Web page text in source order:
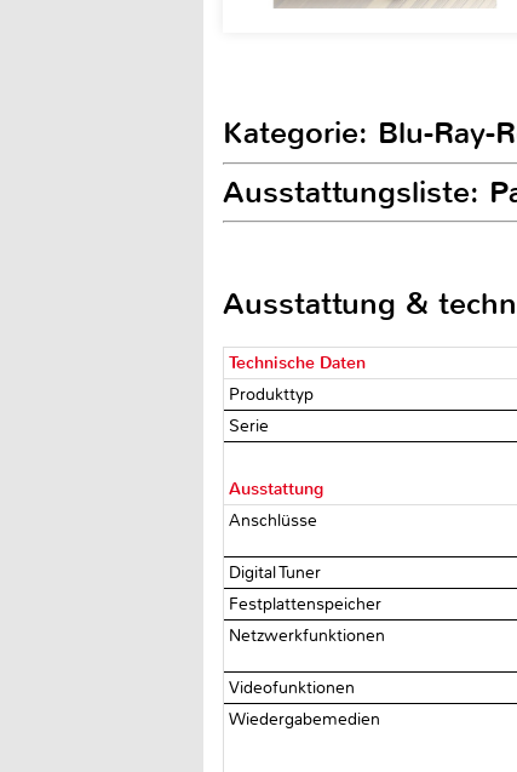
Kategorie: Blu-Ray-
Ausstattungsliste:
Ausstattung &
Technische Daten
Produkttyp
Serie
Ausstattung
Anschlüsse
Digital Tuner
Festplattenspeicher
Netzwerkfunktionen
Videofunktionen
Wiedergabemedien